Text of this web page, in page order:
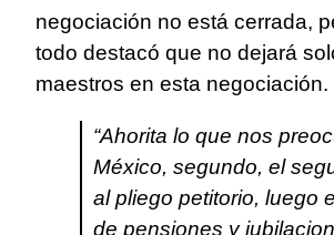
negociación no está cerrada,
todo destacó que no dejará
maestros en esta negociación.
“Ahorita lo que nos
México, segundo, el
al pliego petitorio, luego
de pensiones y